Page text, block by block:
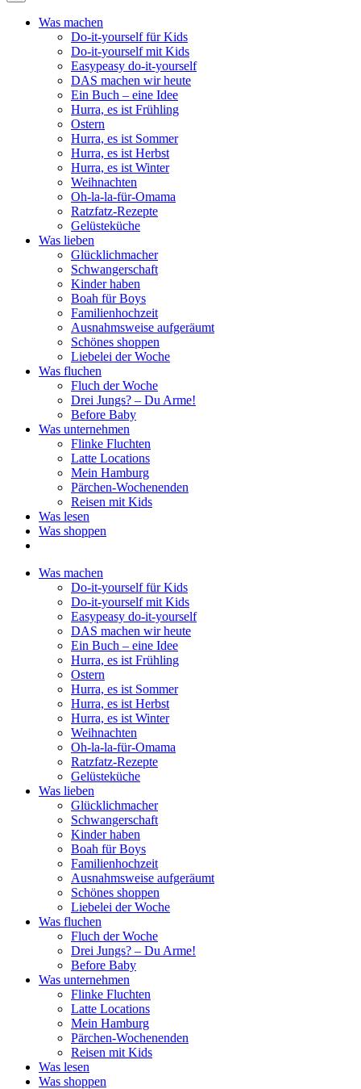
Was machen
Do-it-yourself für Kids
Do-it-yourself mit Kids
Easypeasy do-it-yourself
DAS machen wir heute
Ein Buch – eine Idee
Hurra, es ist Frühling
Ostern
Hurra, es ist Sommer
Hurra, es ist Herbst
Hurra, es ist Winter
Weihnachten
Oh-la-la-für-Omama
Ratzfatz-Rezepte
Gelüsteküche
Was lieben
Glücklichmacher
Schwangerschaft
Kinder haben
Boah für Boys
Familienhochzeit
Ausnahmsweise aufgeräumt
Schönes shoppen
Liebelei der Woche
Was fluchen
Fluch der Woche
Drei Jungs? – Du Arme!
Before Baby
Was unternehmen
Flinke Fluchten
Latte Locations
Mein Hamburg
Pärchen-Wochenenden
Reisen mit Kids
Was lesen
Was shoppen
Was machen
Do-it-yourself für Kids
Do-it-yourself mit Kids
Easypeasy do-it-yourself
DAS machen wir heute
Ein Buch – eine Idee
Hurra, es ist Frühling
Ostern
Hurra, es ist Sommer
Hurra, es ist Herbst
Hurra, es ist Winter
Weihnachten
Oh-la-la-für-Omama
Ratzfatz-Rezepte
Gelüsteküche
Was lieben
Glücklichmacher
Schwangerschaft
Kinder haben
Boah für Boys
Familienhochzeit
Ausnahmsweise aufgeräumt
Schönes shoppen
Liebelei der Woche
Was fluchen
Fluch der Woche
Drei Jungs? – Du Arme!
Before Baby
Was unternehmen
Flinke Fluchten
Latte Locations
Mein Hamburg
Pärchen-Wochenenden
Reisen mit Kids
Was lesen
Was shoppen